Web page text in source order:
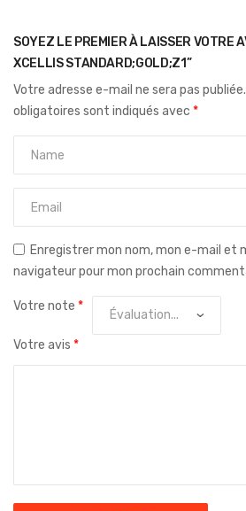
SOYEZ LE PREMIER À LAISSER VOTRE
XCELLIS STANDARD;GOLD;Z1”
Votre adresse e-mail ne sera pas publiée.
obligatoires sont indiqués avec *
Enregistrer mon nom, mon e-mail et
navigateur pour mon prochain
Votre note *
Votre avis *